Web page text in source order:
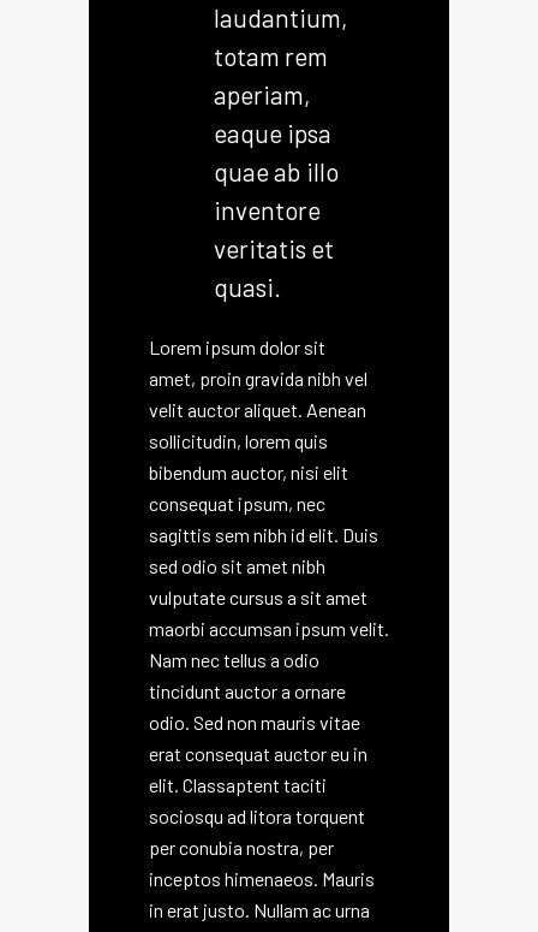
laudantium,
totam rem
aperiam,
eaque ipsa
quae ab illo
inventore
veritatis et
quasi.
Lorem ipsum dolor sit
amet, proin gravida nibh vel
velit auctor aliquet. Aenean
sollicitudin, lorem quis
bibendum auctor, nisi elit
consequat ipsum, nec
sagittis sem nibh id elit. Duis
sed odio sit amet nibh
vulputate cursus a sit amet
maorbi accumsan ipsum velit.
Nam nec tellus a odio
tincidunt auctor a ornare
odio. Sed non mauris vitae
erat consequat auctor eu in
elit. Classaptent taciti
sociosqu ad litora torquent
per conubia nostra, per
inceptos himenaeos. Mauris
in erat justo. Nullam ac urna